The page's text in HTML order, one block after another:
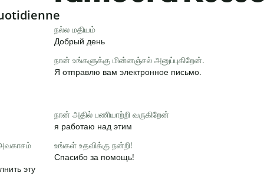
நல்ல மதியம்
Добрый день
நான் உங்களுக்கு மின்னஞ்சல் அனுப்புகிறேன்.
Я отправлю вам электронное письмо.
நான் அதில் பணியாற்றி வருகிறேன்
я работаю над этим
эту
உங்கள் உதவிக்கு நன்றி!
Спасибо за помощь!